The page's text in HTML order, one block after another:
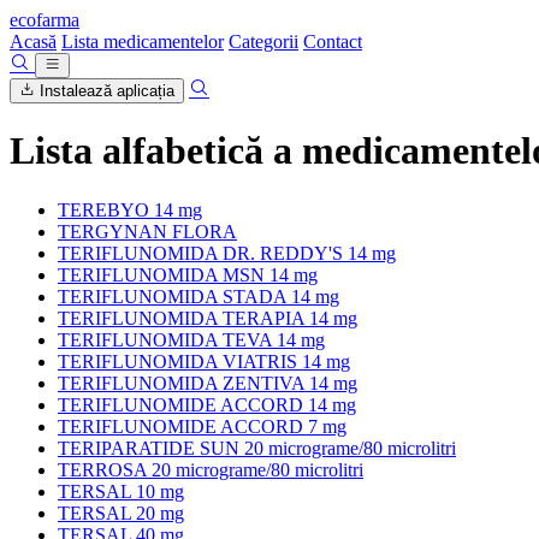
ecofarma
Acasă Lista medicamentelor Categorii Contact
Instalează aplicația
Lista alfabetică a
TEREBYO 14 mg
TERGYNAN FLORA
TERIFLUNOMIDA DR. REDDY'S 14 mg
TERIFLUNOMIDA MSN 14 mg
TERIFLUNOMIDA STADA 14 mg
TERIFLUNOMIDA TERAPIA 14 mg
TERIFLUNOMIDA TEVA 14 mg
TERIFLUNOMIDA VIATRIS 14 mg
TERIFLUNOMIDA ZENTIVA 14 mg
TERIFLUNOMIDE ACCORD 14 mg
TERIFLUNOMIDE ACCORD 7 mg
TERIPARATIDE SUN 20 micrograme/80 microlitri
TERROSA 20 micrograme/80 microlitri
TERSAL 10 mg
TERSAL 20 mg
TERSAL 40 mg